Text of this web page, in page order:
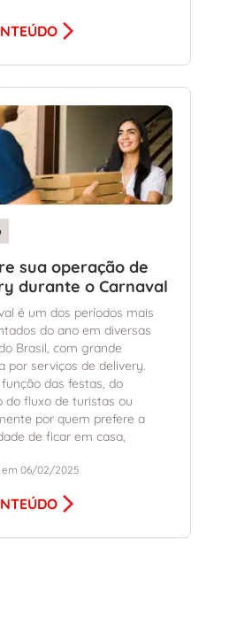
sua operação de
durante o Carnaval
é um dos períodos mais
do ano em diversas
Brasil, com grande
por serviços de delivery.
das festas, do
do fluxo de turistas ou
por quem prefere a
de ficar em casa,
em 06/02/2025